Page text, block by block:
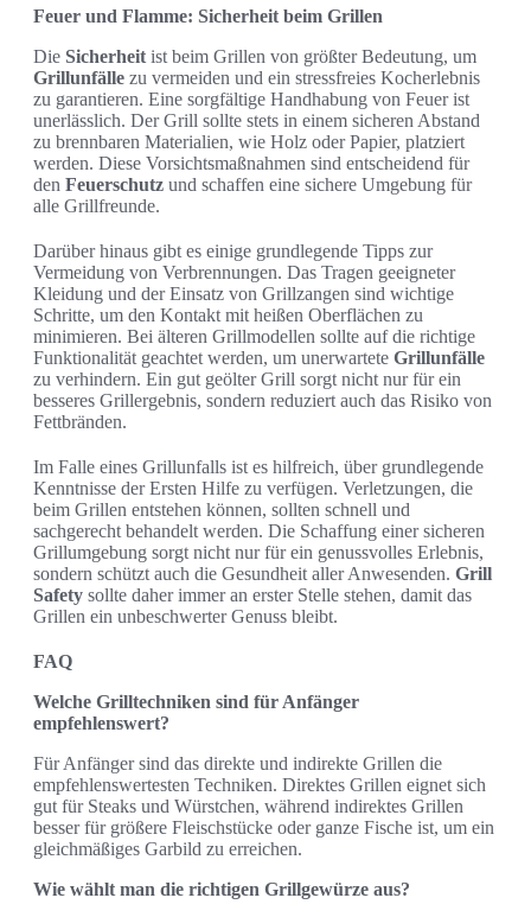
Feuer und Flamme: Sicherheit beim Grillen
Die Sicherheit ist beim Grillen von größter Bedeutung, um
Grillunfälle zu vermeiden und ein stressfreies Kocherlebnis
zu garantieren. Eine sorgfältige Handhabung von Feuer ist
unerlässlich. Der Grill sollte stets in einem sicheren Abstand
zu brennbaren Materialien, wie Holz oder Papier, platziert
werden. Diese Vorsichtsmaßnahmen sind entscheidend für
den Feuerschutz und schaffen eine sichere Umgebung für
alle Grillfreunde.
Darüber hinaus gibt es einige grundlegende Tipps zur
Vermeidung von Verbrennungen. Das Tragen geeigneter
Kleidung und der Einsatz von Grillzangen sind wichtige
Schritte, um den Kontakt mit heißen Oberflächen zu
minimieren. Bei älteren Grillmodellen sollte auf die richtige
Funktionalität geachtet werden, um unerwartete Grillunfälle
zu verhindern. Ein gut geölter Grill sorgt nicht nur für ein
besseres Grillergebnis, sondern reduziert auch das Risiko von
Fettbränden.
Im Falle eines Grillunfalls ist es hilfreich, über grundlegende
Kenntnisse der Ersten Hilfe zu verfügen. Verletzungen, die
beim Grillen entstehen können, sollten schnell und
sachgerecht behandelt werden. Die Schaffung einer sicheren
Grillumgebung sorgt nicht nur für ein genussvolles Erlebnis,
sondern schützt auch die Gesundheit aller Anwesenden. Grill
Safety sollte daher immer an erster Stelle stehen, damit das
Grillen ein unbeschwerter Genuss bleibt.
FAQ
Welche Grilltechniken sind für Anfänger
empfehlenswert?
Für Anfänger sind das direkte und indirekte Grillen die
empfehlenswertesten Techniken. Direktes Grillen eignet sich
gut für Steaks und Würstchen, während indirektes Grillen
besser für größere Fleischstücke oder ganze Fische ist, um ein
gleichmäßiges Garbild zu erreichen.
Wie wählt man die richtigen Grillgewürze aus?